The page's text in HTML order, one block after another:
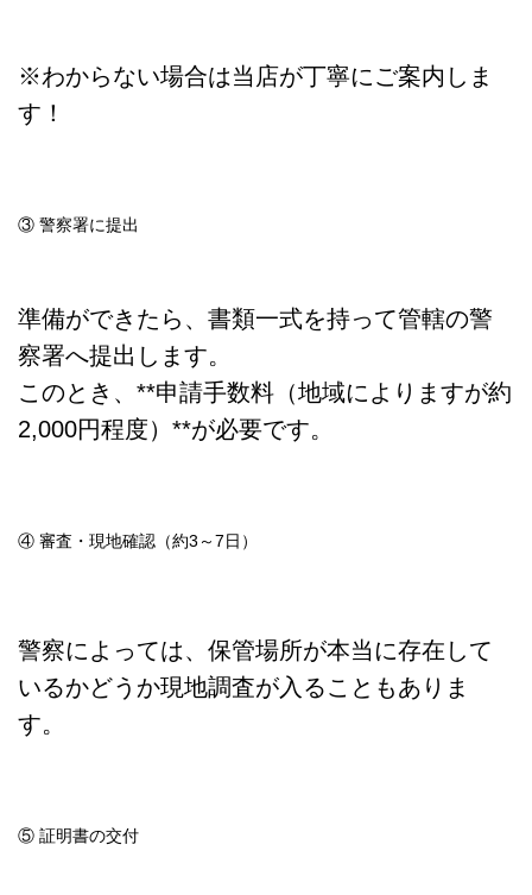
※わからない場合は当店が丁寧にご案内しま
す！
③ 警察署に提出
準備ができたら、書類一式を持って管轄の警
察署へ提出します。
このとき、**申請手数料（地域によりますが約
2,000円程度）**が必要です。
④ 審査・現地確認（約3～7日）
警察によっては、保管場所が本当に存在して
いるかどうか現地調査が入ることもありま
す。
⑤ 証明書の交付